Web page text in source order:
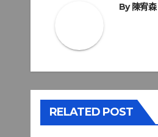
覽
By陳宥
RELATED POST